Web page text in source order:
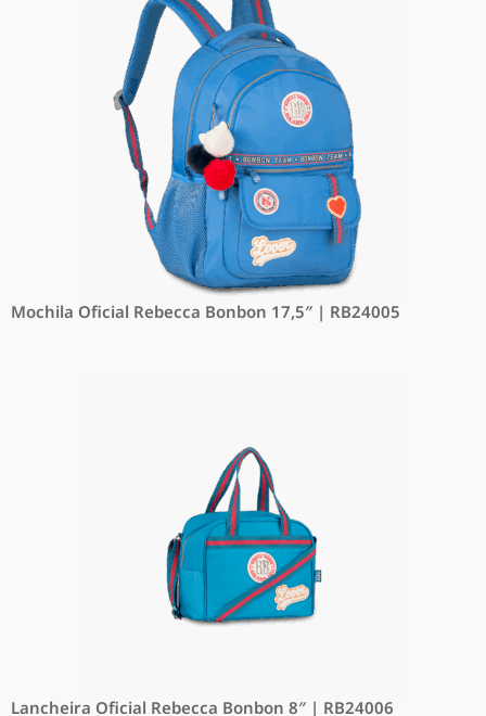
Mochila Oficial Rebecca Bonbon 17,5″ | RB24005
Lancheira Oficial Rebecca Bonbon 8″ | RB24006